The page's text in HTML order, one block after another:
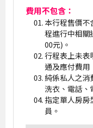
費用不包含：
本行程售價不
程進行中相關
00元)。
行程表上未表
通及應付費用
純係私人之消
洗衣、電話、
指定單人房房
員。